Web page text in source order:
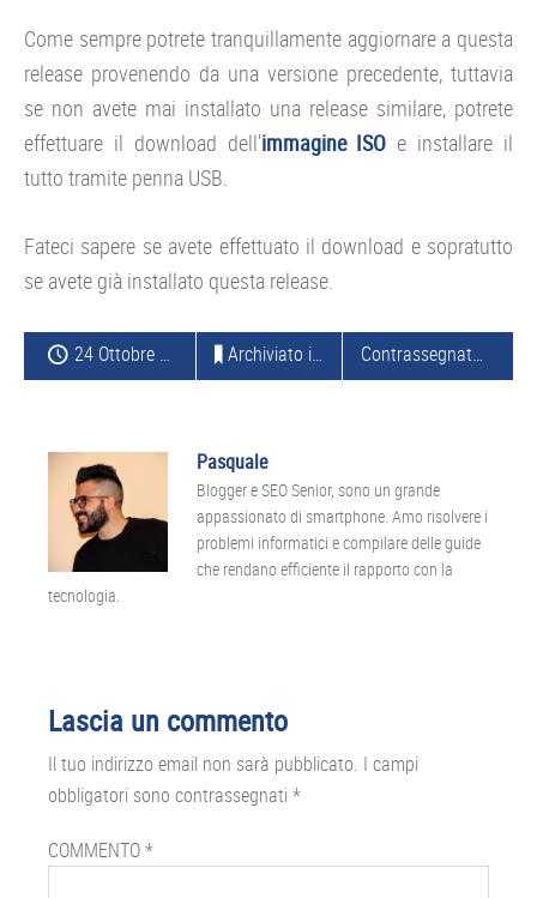
Come sempre potrete tranquillamente aggiornare a questa
release provenendo da una versione precedente, tuttavia
se non avete mai installato una release similare, potrete
effettuare il download dell’immagine ISO e installare il
tutto tramite penna USB.
Fateci sapere se avete effettuato il download e sopratutto
se avete già installato questa release.
24 Ottobre 2014 Archiviato in: SOFTWARE Contrassegnato con:
Pasquale
Blogger e SEO Senior, sono un grande
appassionato di smartphone. Amo risolvere i
problemi informatici e compilare delle guide
che rendano efficiente il rapporto con la
tecnologia.
Interazioni
del
lettore
Lascia un commento
Il tuo indirizzo email non sarà pubblicato. I campi
obbligatori sono contrassegnati *
COMMENTO*